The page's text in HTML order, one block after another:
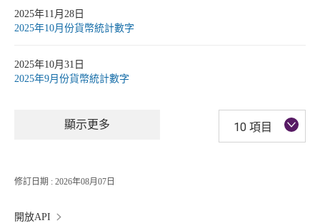
2025年11月28日
2025年10月份貨幣統計數字
2025年10月31日
2025年9月份貨幣統計數字
10 項目
顯示更多
修訂日期 : 2026年08月07日
開放API